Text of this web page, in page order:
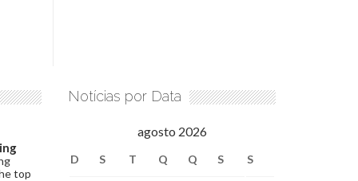
top
Notícias por Data
agosto 2026
D S T Q Q S S